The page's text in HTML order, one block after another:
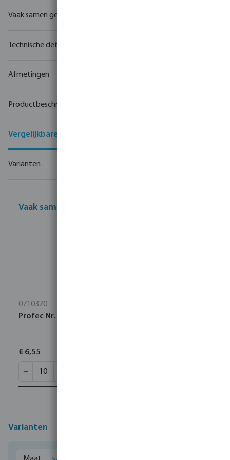
Vaak samen gekocht
Technische details
Afmetingen
Productbeschrijving
Vergelijkbare producten
Varianten
Vaak samen gekocht
0710370
Profec Nr. 270 Sok messing 3/4" binnendraad 30bar
€ 6,55
Varianten